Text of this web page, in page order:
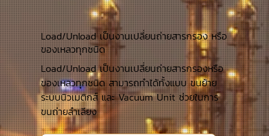
Load/Unload เป็นงานเปลี่ยนถ่ายสารกรอง หรือ
ของเหลวทุกชนิด
Load/Unload เป็นงานเปลี่ยนถ่ายสารกรองหรือ
ของเหลวทุกชนิด สามารถทำได้ทั้งแบบ ขนย้าย
ระบบนิวเมติกส์ และ Vacuum Unit ช่วยในการ
ขนถ่ายลำเลียง